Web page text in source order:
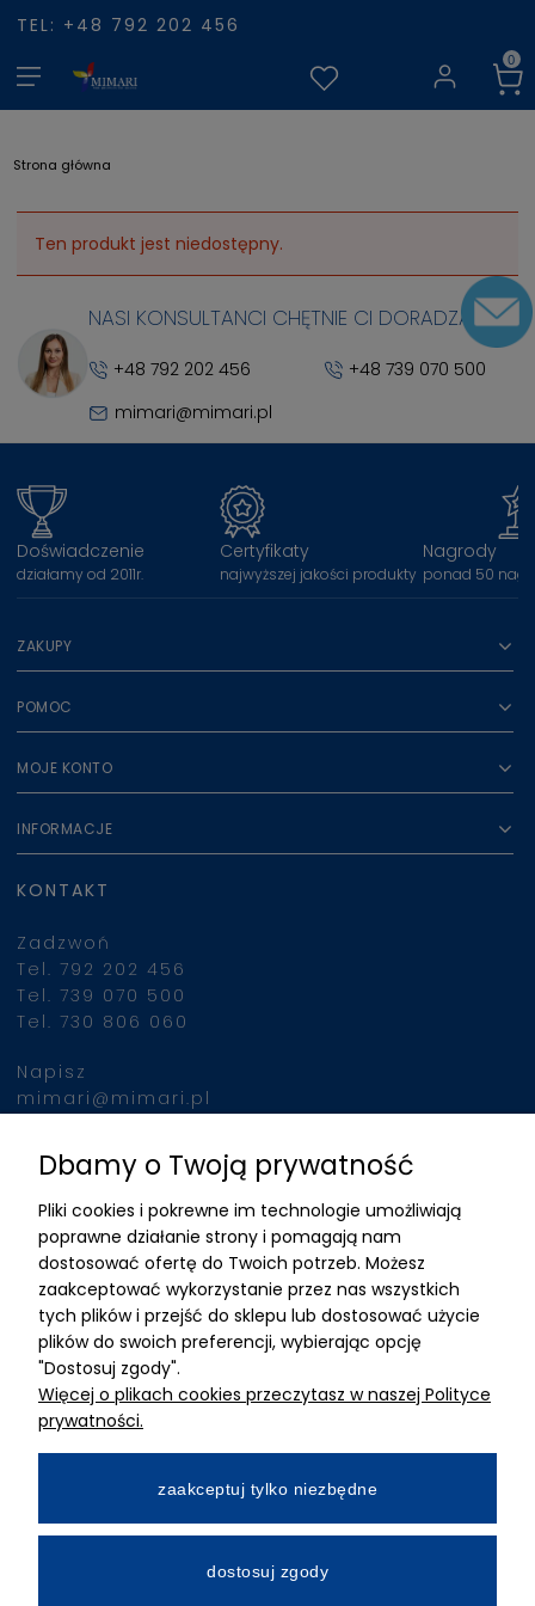
TEL: +48 792 202 456
Strona główna
Ten produkt jest niedostępny.
NASI KONSULTANCI CHĘTNIE CI DORADZĄ
+48 792 202 456
+48 739 070 500
mimari@mimari.pl
Doświadczenie
działamy od 2011r.
Certyfikaty
najwyższej jakości produkty
Nagrody
ponad 50
ZAKUPY
POMOC
MOJE KONTO
INFORMACJE
KONTAKT
Zadzwoń
Tel. 792 202 456
Tel. 739 070 500
Tel. 730 806 060
Napisz
mimari@mimari.pl
Znajdziesz nas
ADRES
MIMARI sp z o.o.
ul. Kurkowa 12
50-210 Wrocław
Dane rejestracyjne
NIP:8982325327
Wpłacony w całości
Numer konta bankowego
Dbamy o Twoją prywatność
Pliki cookies i pokrewne im technologie umożliwiają
poprawne działanie strony i pomagają nam
dostosować ofertę do Twoich potrzeb. Możesz
zaakceptować wykorzystanie przez nas wszystkich
tych plików i przejść do sklepu lub dostosować użycie
plików do swoich preferencji, wybierając opcję
"Dostosuj zgody".
Więcej o plikach cookies przeczytasz w naszej Polityce
prywatności.
zaakceptuj tylko niezbędne
dostosuj zgody